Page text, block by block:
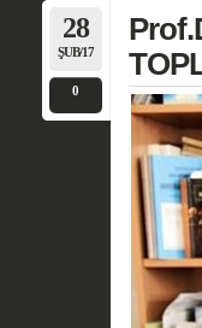
28
ŞUB/17
0